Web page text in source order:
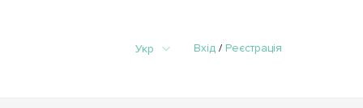
Укр Вхід/ Реєстрація